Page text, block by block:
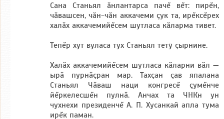
Сана Станьял ăнлантарса пачĕ вĕт: пирĕн,
чăвашсен, чăн-чăн аккачеми çук та, ирĕксĕрех
халăх аккачемийĕсем шутласа кăларма тивет.
Тепĕр хут вуласа тух Станьял тетÿ çырнине.
Халăх аккачемийĕсем шутласа кăларни вăл —
ырă пурнăçран мар. Тахçан çав япалана
Станьял Чăваш наци конгресĕ çумĕнче
йĕркелесшĕн пулнă. Анчах та ЧНКн ун
чухнехи президенчĕ А. П. Хусанкай апла тума
ирĕк паман.